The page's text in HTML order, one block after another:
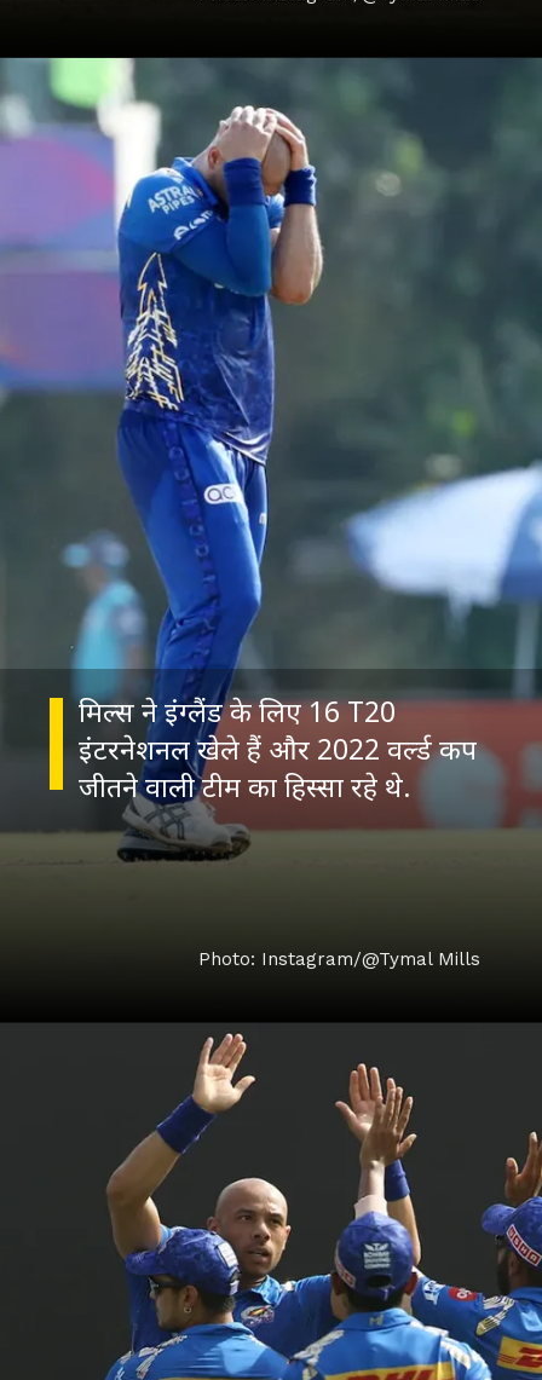
मिल्स ने इंग्लैंड के लिए 16 T20
इंटरनेशनल खेले हैं और 2022 वर्ल्ड कप
जीतने वाली टीम का हिस्सा रहे थे.
Photo: Instagram/@Tymal Mills